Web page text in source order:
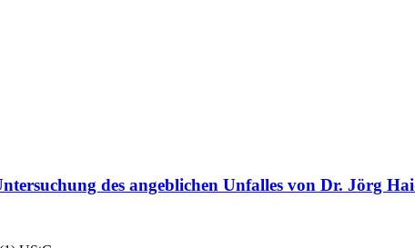
des angeblichen Unfalles von Dr. Jörg